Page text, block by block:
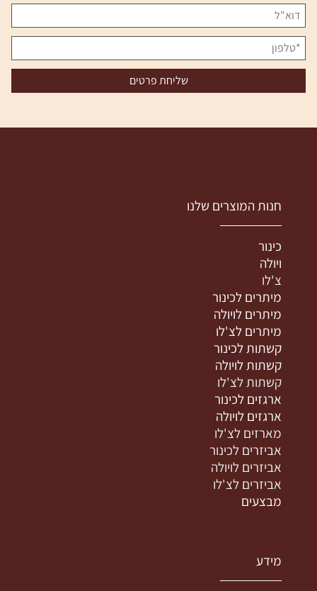
חנות המוצרים שלנו
כינור
ויולה
צ'לו
מיתרים לכינור
מיתרים לויולה
מיתרים לצ'לו
קשתות לכינור
קשתות לויולה
קשתות לצ'לו
ארגזים לכינור
ארגזים לויולה
מארזים לצ'לו
אביזרים לכינור
אביזרים לויולה
אביזרים לצ'לו
מבצעים
מידע